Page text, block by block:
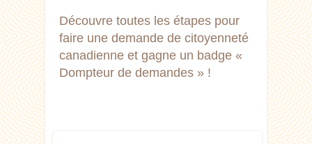
Découvre toutes les étapes pour
faire une demande de citoyenneté
canadienne et gagne un badge «
Dompteur de demandes » !